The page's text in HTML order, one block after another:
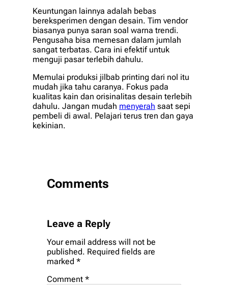
Keuntungan lainnya adalah bebas
bereksperimen dengan desain. Tim vendor
biasanya punya saran soal warna trendi.
Pengusaha bisa memesan dalam jumlah
sangat terbatas. Cara ini efektif untuk
menguji pasar terlebih dahulu.
Memulai produksi jilbab printing dari nol itu
mudah jika tahu caranya. Fokus pada
kualitas kain dan orisinalitas desain terlebih
dahulu. Jangan mudah menyerah saat sepi
pembeli di awal. Pelajari terus tren dan gaya
kekinian.
Comments
Leave a Reply
Your email address will not be
published. Required fields are
marked *
Comment *